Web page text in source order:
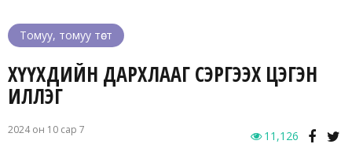
Томуу, томуу төст
ХҮҮХДИЙН ДАРХЛААГ СЭРГЭЭХ ЦЭГЭН
ИЛЛЭГ
2024 он 10 сар 7 11,126